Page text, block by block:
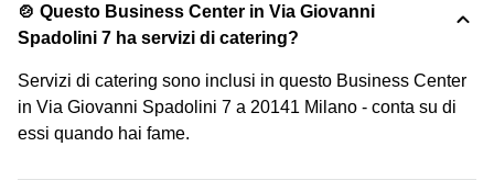
🍲 Questo Business Center in Via Giovanni
Spadolini 7 ha servizi di catering?
Servizi di catering sono inclusi in questo Business Center
in Via Giovanni Spadolini 7 a 20141 Milano - conta su di
essi quando hai fame.